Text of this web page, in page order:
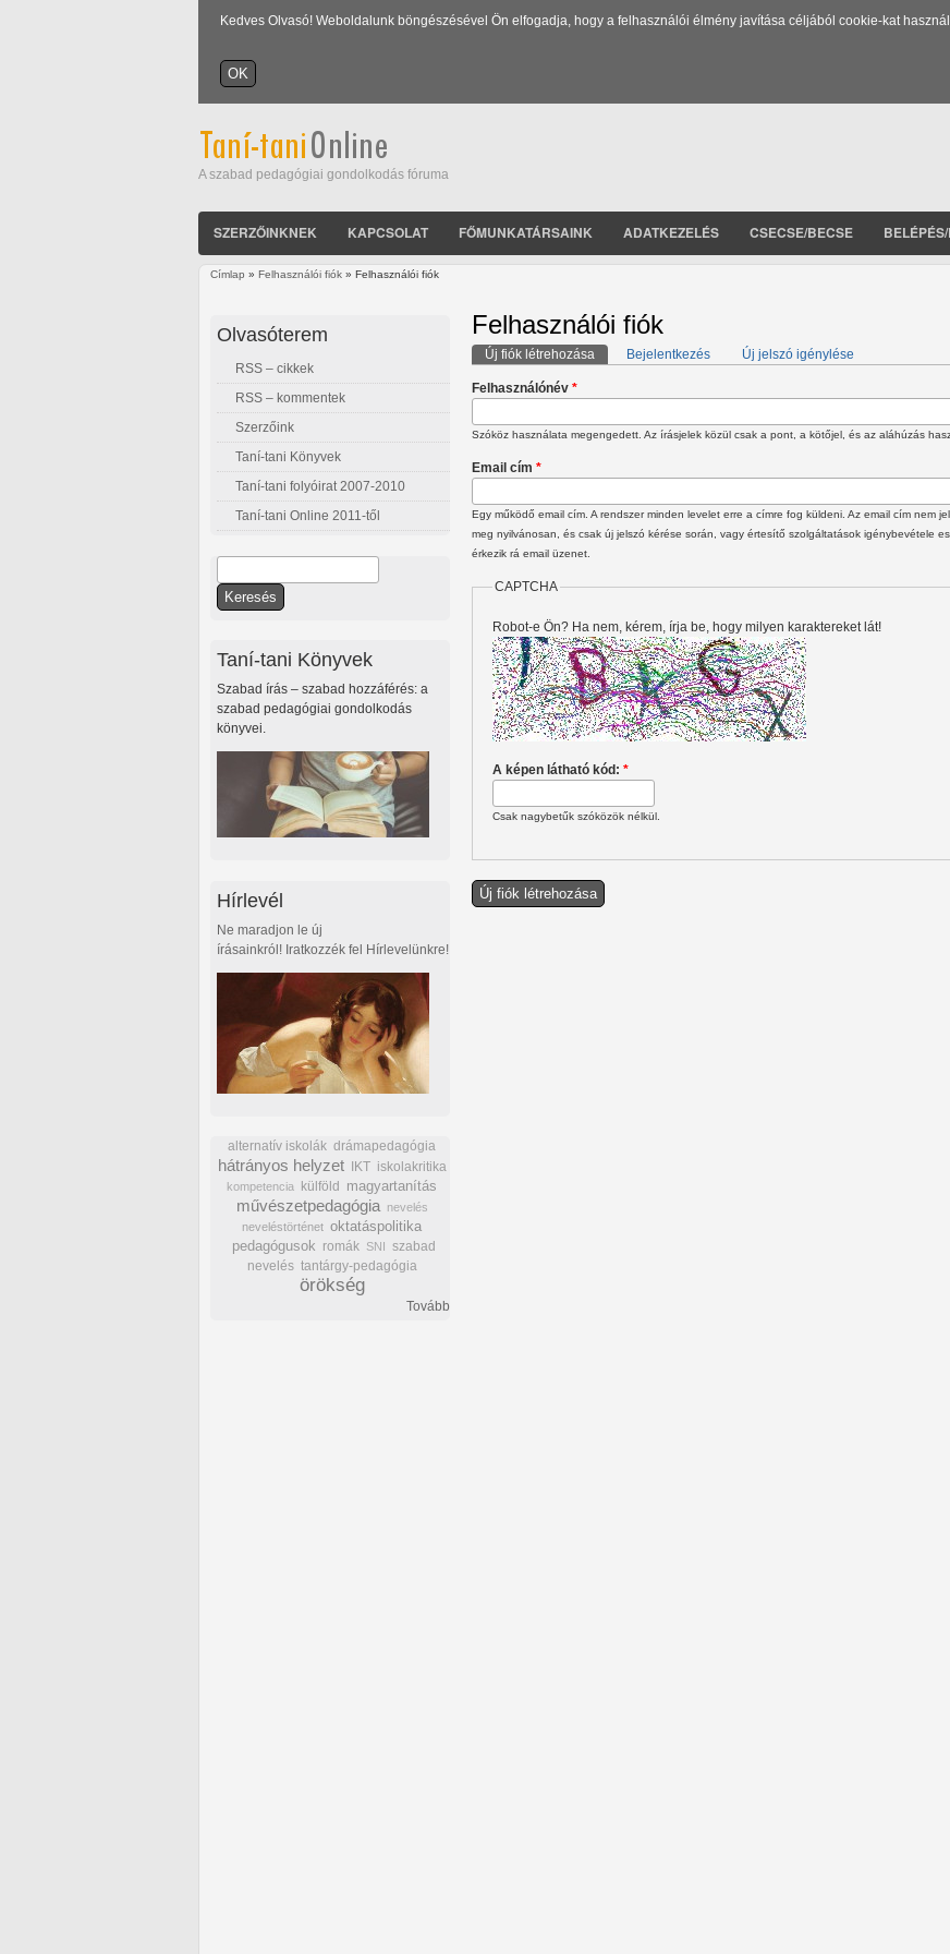
Kedves Olvasó! Weboldalunk böngészésével Ön elfogadja, hogy a felhasználói élmény javítása céljából cookie-kat
A szabad pedagógiai gondolkodás fóruma
SZERZŐINKNEK KAPCSOLAT FŐMUNKATÁRSAINK ADATKEZELÉS CSECSE/BECSE
Címlap » Felhasználói fiók » Felhasználói fiók
Felhasználói fiók
Elsődleges fülek
Új fiók létrehozása (aktív fül)Bejelentkezés Új jelszó igénylése
Felhasználónév *
Szóköz használata megengedett. Az írásjelek közül csak a pont, a kötőjel, és az aláhúzás
Email cím *
Egy működő email cím. A rendszer minden levelet erre a címre fog küldeni. Az email cím nem
meg nyilvánosan, és csak új jelszó kérése során, vagy értesítő szolgáltatások igénybevétele
érkezik rá email üzenet.
CAPTCHA
Robot-e Ön? Ha nem, kérem, írja be, hogy milyen karaktereket lát!
A képen látható kód:*
Csak nagybetűk szóközök nélkül.
Olvasóterem
RSS – cikkek
RSS – kommentek
Szerzőink
Taní-tani Könyvek
Taní-tani folyóirat 2007-2010
Taní-tani Online 2011-től
Keresés űrlap
Taní-tani Könyvek
Szabad írás – szabad hozzáférés: a
szabad pedagógiai gondolkodás
könyvei.
Hírlevél
Ne maradjon le új
írásainkról! Iratkozzék fel Hírlevelünkre!
alternatív iskolák drámapedagógia
hátrányos helyzet IKT iskolakritika
kompetencia külföld magyartanítás
művészetpedagógia
nevelés
neveléstörténet oktatáspolitika
pedagógusok romák SNI szabad
nevelés tantárgy-pedagógia
örökség
Tovább